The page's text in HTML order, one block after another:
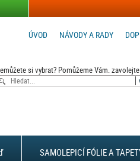
NÁVODY A RADY
ÚVOD
si vybrat? Pomůžeme Vám.
SAMOLEPICÍ FÓLIE A